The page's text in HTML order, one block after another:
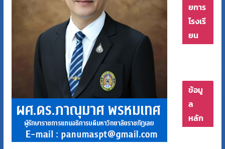
ยการ
โรงเรี
ยน
ข้อมู
ล
หลัก